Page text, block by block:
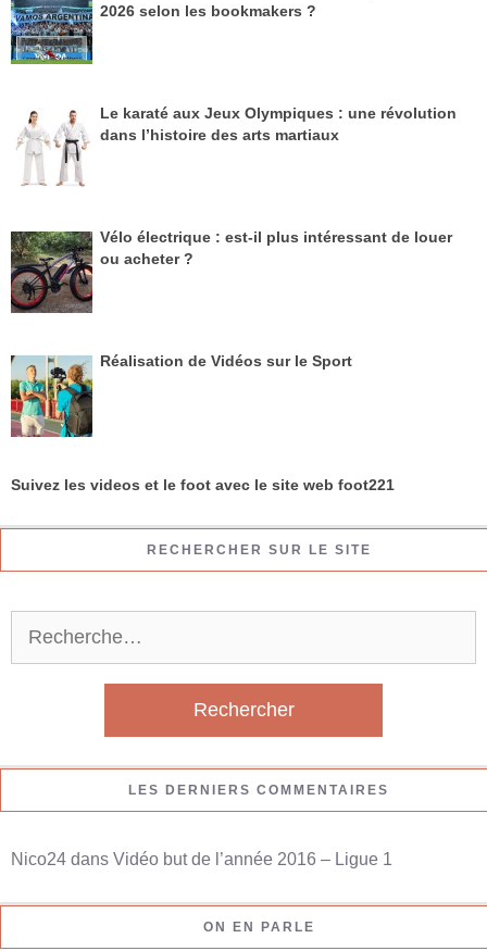
2026 selon les bookmakers ?
Le karaté aux Jeux Olympiques : une révolution
dans l’histoire des arts martiaux
Vélo électrique : est-il plus intéressant de louer
ou acheter ?
Réalisation de Vidéos sur le Sport
Suivez les videos et le foot avec le site web foot221
RECHERCHER SUR LE SITE
c
e
r
LES DERNIERS COMMENTAIRES
Nico24 dans Vidéo but de l’année 2016 – Ligue 1
ON EN PARLE